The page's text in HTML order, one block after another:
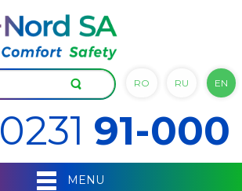
RO RU EN
0231 91-000
MENU